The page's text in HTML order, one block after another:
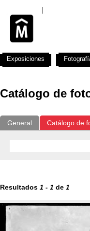
Catálogo de
General Catálogo de
Resultados 1 - 1 de 1
Exposiciones